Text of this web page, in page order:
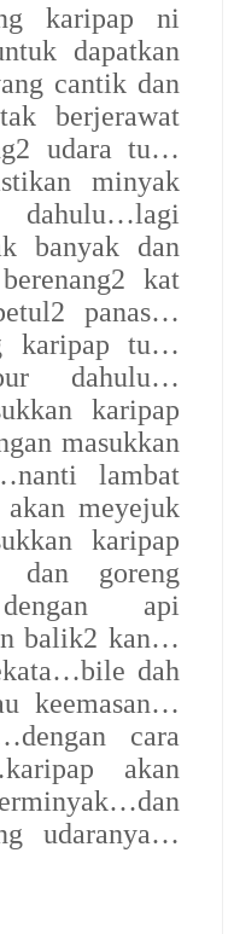
karipap ni
dapatkan
cantik dan
berjerawat
udara tu…
minyak
dahulu…lagi
banyak dan
kat
panas…
karipap tu…
dahulu…
karipap
masukkan
lambat
meyejuk
karipap
dan goreng
api
balik2 kan…
dah
keemasan…
cara
akan
udaranya…